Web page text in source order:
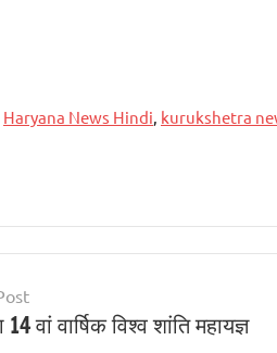
Haryana News Hindi kurukshetra
वां वार्षिक विश्व शांति महायज्ञ